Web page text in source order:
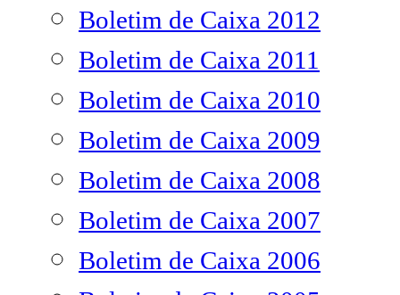
Boletim de Caixa 2012
Boletim de Caixa 2011
Boletim de Caixa 2010
Boletim de Caixa 2009
Boletim de Caixa 2008
Boletim de Caixa 2007
Boletim de Caixa 2006